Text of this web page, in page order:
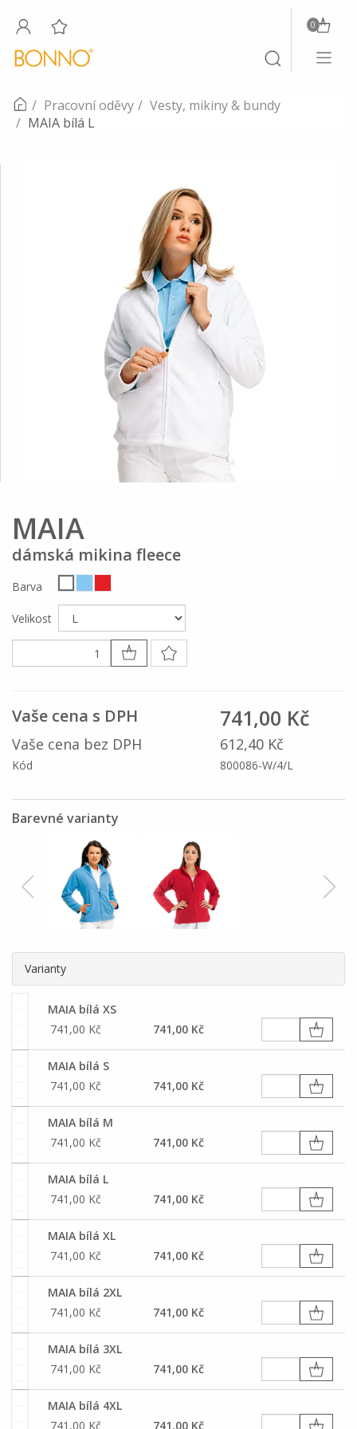
Toggle
search
0
Toggle
Pracovní oděvy
Vesty, mikiny & bundy
MAIA bílá L
MAIA
dámská mikina fleece
Barva
Velikost
Vaše cena s DPH 741,00 Kč
Vaše cena bez DPH 612,40 Kč
Kód 800086-W/4/L
Barevné varianty
Varianty
MAIA bílá XS
741,00 Kč
741,00 Kč
MAIA bílá S
741,00 Kč
741,00 Kč
MAIA bílá M
741,00 Kč
741,00 Kč
MAIA bílá L
741,00 Kč
741,00 Kč
MAIA bílá XL
741,00 Kč
741,00 Kč
MAIA bílá 2XL
741,00 Kč
741,00 Kč
MAIA bílá 3XL
741,00 Kč
741,00 Kč
MAIA bílá 4XL
741,00 Kč
741,00 Kč